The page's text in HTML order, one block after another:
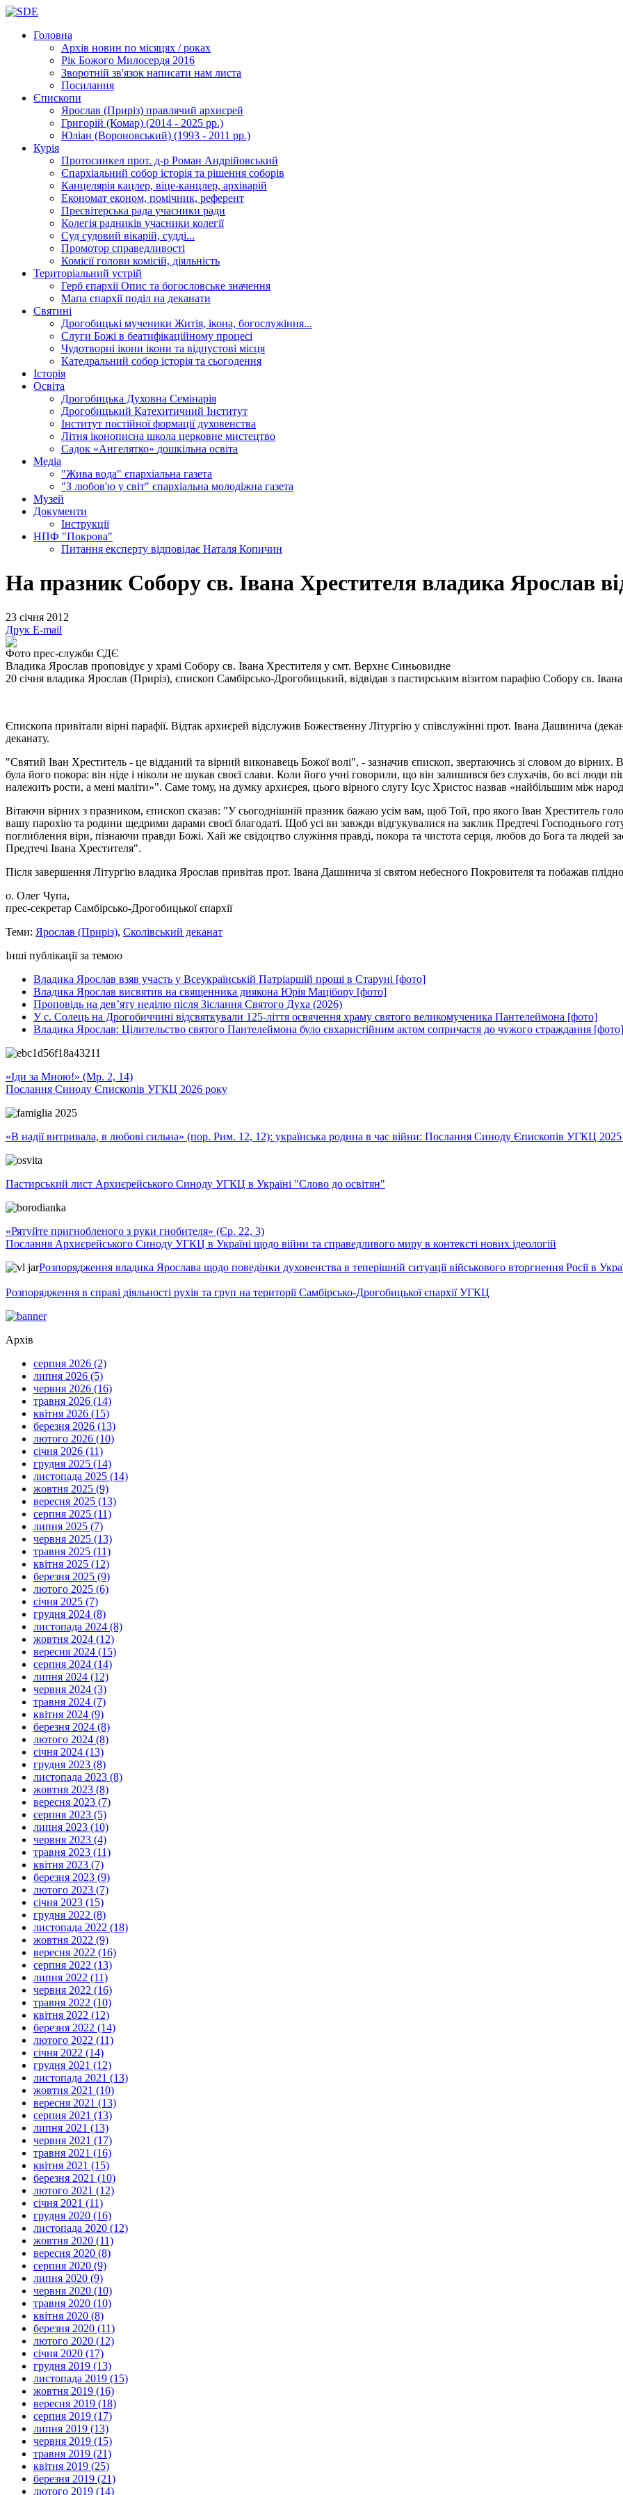
Головна
Архів новин по місяцях / роках
Рік Божого Милосердя 2016
Зворотній зв'язок написати нам листа
Посилання
Єпископи
Ярослав (Приріз) правлячий архиєрей
Григорій (Комар) (2014 - 2025 рр.)
Юліан (Вороновський) (1993 - 2011 рр.)
Курія
Протосинкел прот. д-р Роман Андрійовський
Єпархіальний собор історія та рішення соборів
Канцелярія кацлер, віце-канцлер, архіварій
Економат економ, помічник, референт
Пресвітерська рада учасники ради
Колегія радників учасники колегії
Суд судовий вікарій, судді...
Промотор справедливості
Комісіїголови комісій, діяльність
Територіальний устрій
Герб єпархіїОпис та богословське значення
Мапа єпархіїподіл на деканати
Святині
Дрогобицькі мученики Житія, ікона, богослужіння...
Слуги Божі в беатифікаційному процесі
Чудотворні ікони ікони та відпустові місця
Катедральний собор історія та сьогодення
Історія
Освіта
Дрогобицька Духовна Семінарія
Дрогобицький Катехитичний Інститут
Інститут постійної формації духовенства
Літня іконописна школа церковне мистецтво
Садок «Ангелятко» дошкільна освіта
Медіа
"Жива вода" єпархіальна газета
"З любов'ю у світ" єпархіальна молодіжна газета
Музей
Документи
Інструкції
НПФ "Покрова"
Питання експерту відповідає Наталя Копичин
На празник Собору св. Івана Хрестителя владика Ярослав
23 січня 2012
Друк E-mail
Фото прес-служби СДЄ
Владика Ярослав проповідує у храмі Собору св. Івана Хрестителя у смт. Верхнє Синьовидне
20 січня владика Ярослав (Приріз), єпископ Самбірсько-Дрогобицький, відвідав з пастирським візитом парафію Собору св.
Єпископа привітали вірні парафії. Відтак архиєрей відслужив Божественну Літургію у співслужінні прот. Івана Дашинича
деканату.
"Святий Іван Хреститель - це відданий та вірний виконавець Божої волі", - зазначив єпископ, звертаючись зі словом до
була його покора: він ніде і ніколи не шукав своєї слави. Коли його учні говорили, що він залишився без слухачів, бо всі люди
належить рости, а мені маліти»". Саме тому, на думку архиєрея, цього вірного слугу Ісус Христос назвав «найбільшим між
Вітаючи вірних з празником, єпископ сказав: "У сьогоднішній празник бажаю усім вам, щоб Той, про якого Іван Хреститель
вашу парохію та родини щедрими дарами своєї благодаті. Щоб усі ви завжди відгукувалися на заклик Предтечі Господнього
поглиблення віри, пізнаючи правди Божі. Хай же свідоцтво служіння правді, покора та чистота серця, любов до Бога та людей
Предтечі Івана Хрестителя".
Після завершення Літургію владика Ярослав привітав прот. Івана Дашинича зі святом небесного Покровителя та побажав
о. Олег Чупа,
прес-секретар Самбірсько-Дрогобицької єпархії
Теми: Ярослав (Приріз), Сколівський деканат
Інші публікації за темою
Владика Ярослав взяв участь у Всеукраїнській Патріаршій прощі в Старуні [фото]
Владика Ярослав висвятив на священника диякона Юрія Мацібору [фото]
Проповідь на дев’яту неділю після Зіслання Святого Духа (2026)
У с. Солець на Дрогобиччині відсвяткували 125-ліття освячення храму святого великомученика Пантелеймона [фото]
Владика Ярослав: Цілительство святого Пантелеймона було євхаристійним актом сопричастя до чужого страждання [фото]
«Іди за Мною!» (Мр. 2, 14)
Послання Синоду Єпископів УГКЦ 2026 року
«В надії витривала, в любові сильна» (пор. Рим. 12, 12): українська родина в час війни: Послання Синоду Єпископів УГКЦ
Пастирський лист Архиєрейського Синоду УГКЦ в Україні "Слово до освітян"
«Рятуйте пригнобленого з руки гнобителя» (Єр. 22, 3)
Послання Архиєрейського Синоду УГКЦ в Україні щодо війни та справедливого миру в контексті нових ідеологій
Розпорядження владика Ярослава щодо поведінки духовенства в теперішній ситуації військового вторгнення Росії в
Розпорядження в справі діяльності рухів та груп на території Самбірсько-Дрогобицької єпархії УГКЦ
Архів
серпня 2026 (2)
липня 2026 (5)
червня 2026 (16)
травня 2026 (14)
квітня 2026 (15)
березня 2026 (13)
лютого 2026 (10)
січня 2026 (11)
грудня 2025 (14)
листопада 2025 (14)
жовтня 2025 (9)
вересня 2025 (13)
серпня 2025 (11)
липня 2025 (7)
червня 2025 (13)
травня 2025 (11)
квітня 2025 (12)
березня 2025 (9)
лютого 2025 (6)
січня 2025 (7)
грудня 2024 (8)
листопада 2024 (8)
жовтня 2024 (12)
вересня 2024 (15)
серпня 2024 (14)
липня 2024 (12)
червня 2024 (3)
травня 2024 (7)
квітня 2024 (9)
березня 2024 (8)
лютого 2024 (8)
січня 2024 (13)
грудня 2023 (8)
листопада 2023 (8)
жовтня 2023 (8)
вересня 2023 (7)
серпня 2023 (5)
липня 2023 (10)
червня 2023 (4)
травня 2023 (11)
квітня 2023 (7)
березня 2023 (9)
лютого 2023 (7)
січня 2023 (15)
грудня 2022 (8)
листопада 2022 (18)
жовтня 2022 (9)
вересня 2022 (16)
серпня 2022 (13)
липня 2022 (11)
червня 2022 (16)
травня 2022 (10)
квітня 2022 (12)
березня 2022 (14)
лютого 2022 (11)
січня 2022 (14)
грудня 2021 (12)
листопада 2021 (13)
жовтня 2021 (10)
вересня 2021 (13)
серпня 2021 (13)
липня 2021 (13)
червня 2021 (17)
травня 2021 (16)
квітня 2021 (15)
березня 2021 (10)
лютого 2021 (12)
січня 2021 (11)
грудня 2020 (16)
листопада 2020 (12)
жовтня 2020 (11)
вересня 2020 (8)
серпня 2020 (9)
липня 2020 (9)
червня 2020 (10)
травня 2020 (10)
квітня 2020 (8)
березня 2020 (11)
лютого 2020 (12)
січня 2020 (17)
грудня 2019 (13)
листопада 2019 (15)
жовтня 2019 (16)
вересня 2019 (18)
серпня 2019 (17)
липня 2019 (13)
червня 2019 (15)
травня 2019 (21)
квітня 2019 (25)
березня 2019 (21)
лютого 2019 (14)